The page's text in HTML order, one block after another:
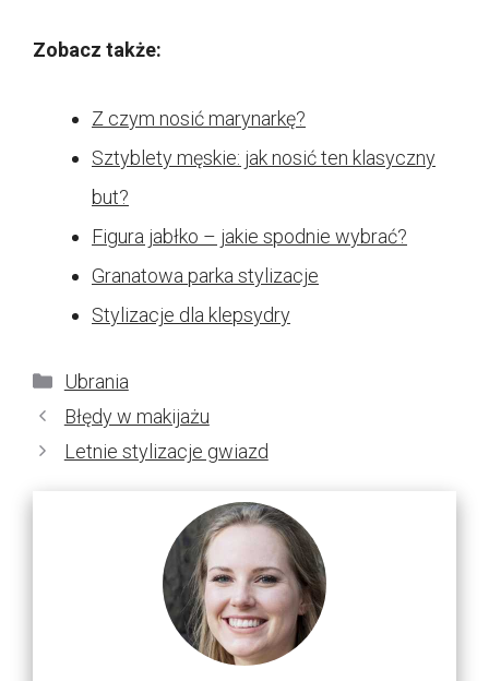
Zobacz także:
Z czym nosić marynarkę?
Sztyblety męskie: jak nosić ten klasyczny
but?
Figura jabłko – jakie spodnie wybrać?
Granatowa parka stylizacje
Stylizacje dla klepsydry
Kategorie
Ubrania
Błędy w makijażu
Letnie stylizacje gwiazd